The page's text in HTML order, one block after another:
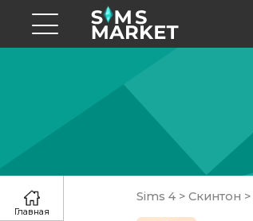
Sims 4 > Скинтон >
Главная